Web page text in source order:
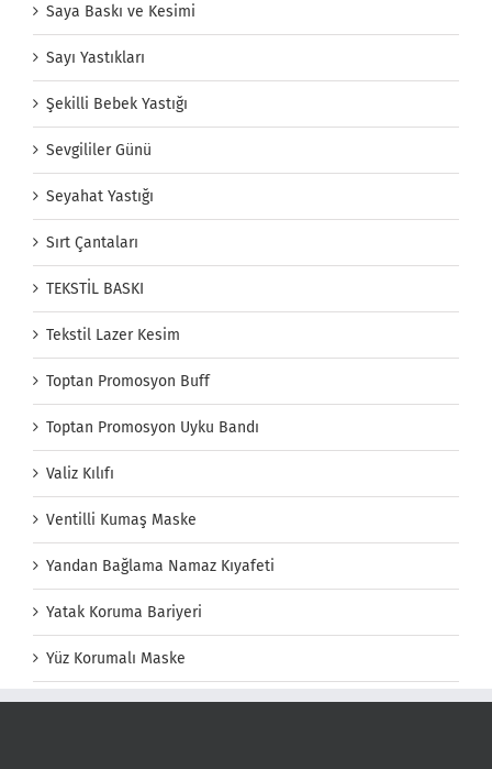
Saya Baskı ve Kesimi
Sayı Yastıkları
Şekilli Bebek Yastığı
Sevgililer Günü
Seyahat Yastığı
Sırt Çantaları
TEKSTİL BASKI
Tekstil Lazer Kesim
Toptan Promosyon Buff
Toptan Promosyon Uyku Bandı
Valiz Kılıfı
Ventilli Kumaş Maske
Yandan Bağlama Namaz Kıyafeti
Yatak Koruma Bariyeri
Yüz Korumalı Maske